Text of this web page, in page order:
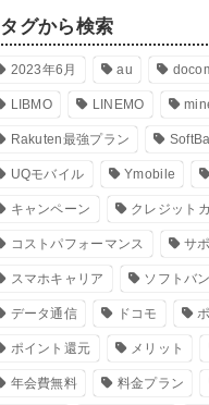
タグから検索
2023年6月 au
LIBMO LINEMO
Rakuten最強プラン
UQモバイル Ymobile
キャンペーン クレジット
コストパフォーマンス サ
スマホキャリア ソフトバ
データ通信 ドコモ
ポイント還元 メリット
年会費無料 料金プラン